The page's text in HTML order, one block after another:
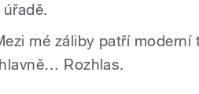
mé záliby patří
Rozhlas.